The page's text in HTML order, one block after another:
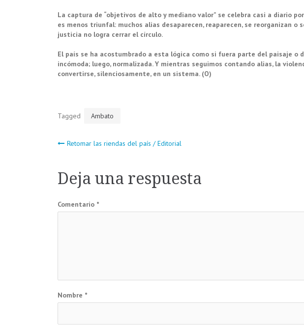
La captura de “objetivos de alto y mediano valor” se celebra casi a diario
es menos triunfal: muchos alias desaparecen, reaparecen, se reorganizan o
justicia no logra cerrar el círculo.
El país se ha acostumbrado a esta lógica como si fuera parte del paisaje o
incómoda; luego, normalizada. Y mientras seguimos contando alias, la
convertirse, silenciosamente, en un sistema. (O)
Tagged Ambato
Navegación
de
entradas
Retomar las riendas del país / Editorial
Deja una respuesta
Comentario *
Nombre *